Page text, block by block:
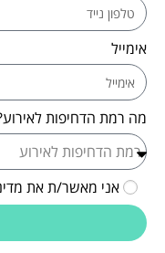
אימייל
מה רמת הדחיפות
אני מאשר/ת את